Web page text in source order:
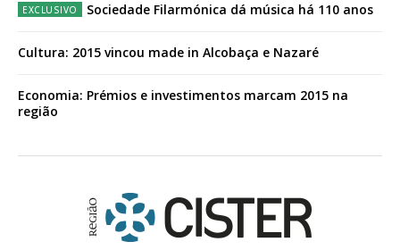
Sociedade Filarmónica dá música há 110 anos
Cultura: 2015 vincou made in Alcobaça e Nazaré
Economia: Prémios e investimentos marcam 2015 na
região